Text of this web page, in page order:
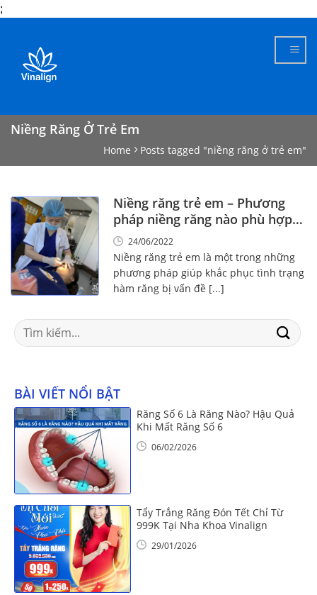
;
content
Niềng Răng Ở Trẻ Em
Home Posts tagged "niềng răng ở trẻ em"
Niềng răng trẻ em – Phương
pháp niềng răng nào phù hợp
nhất?
24/06/2022
Niềng răng trẻ em là một trong những
phương pháp giúp khắc phục tình trạng
hàm răng bị vấn đề [...]
Search
for:
BÀI VIẾT NỔI BẬT
Răng Số 6 Là Răng Nào? Hậu Quả
Khi Mất Răng Số 6
06/02/2026
Tẩy Trắng Răng Đón Tết Chỉ Từ
999K Tại Nha Khoa Vinalign
29/01/2026